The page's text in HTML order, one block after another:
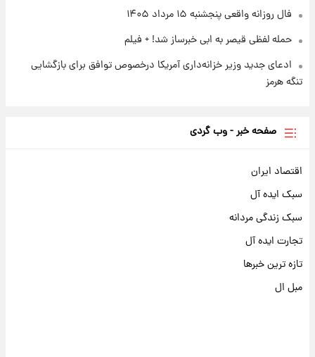
فال روزانه واقعی پنجشنبه ۱۵ مرداد ۱۴۰۵
حمله لفظی قیصر به ابی خبرساز شد! + فیلم
ادعای جدید وزیر خزانه‌داری آمریکا درخصوص توافق برای بازگشایی
تنگه هرمز
صفحه خبر - وب گردی
اقتصاد ایران
سبک ایده آل
سبک زندگی مردانه
تجارت ایده آل
تازه ترین خبرها
مبل ال